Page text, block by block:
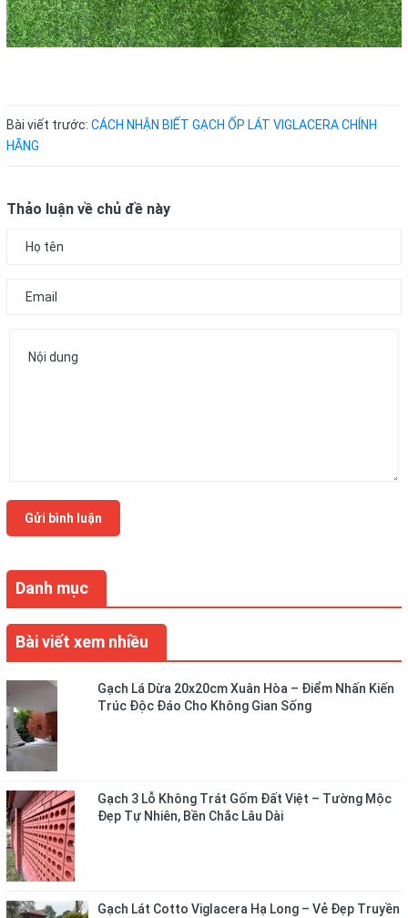
Danh mục
Bài viết xem nhiều
Gạch Lá Dừa 20x20cm Xuân Hòa – Điểm Nhấn Kiến
Trúc Độc Đáo Cho Không Gian Sống
Gạch 3 Lỗ Không Trát Gốm Đất Việt – Tường Mộc
Đẹp Tự Nhiên, Bền Chắc Lâu Dài
Gạch Lát Cotto Viglacera Hạ Long – Vẻ Đẹp Truyền
Bài viết trước: CÁCH NHẬN BIẾT GẠCH ỐP LÁT VIGLACERA CHÍNH
HÃNG
Thảo luận về chủ đề này
Gửi bình luận